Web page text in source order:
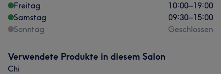
Freitag
10:00–19:00
Samstag
09:30–15:00
Sonntag
Geschlossen
Verwendete Produkte in diesem Salon
Chi